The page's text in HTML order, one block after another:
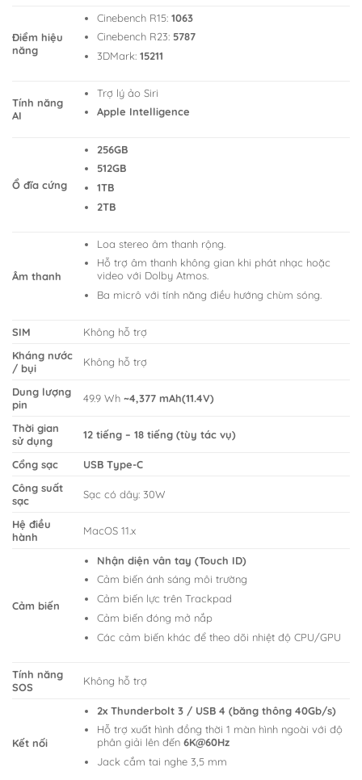
Điểm hiệu
năng
Cinebench R15:1063
Cinebench R23: 5787
3DMark:15211
Tính năng
AI
Trợ lý ảo Siri
Apple Intelligence
Ổ đĩa cứng
256GB
512GB
1TB
2TB
Âm thanh
Loa stereo âm thanh rộng.
Hỗ trợ âm thanh không gian khi phát nhạc hoặc
video với Dolby Atmos.
Ba micrô với tính năng điều hướng chùm sóng.
SIM
Không hỗ trợ
Kháng nước
/ bụi
Không hỗ trợ
Dung lượng
pin
49.9 Wh~4,377 mAh(11.4V)
Thời gian
sử dụng
12 tiếng – 18 tiếng (tùy tác vụ)
Cổng sạc
USB Type-C
Công suất
sạc
Sạc có dây: 30W
Hệ điều
hành
MacOS 11.x
Cảm biến
Nhận diện vân tay (Touch ID)
Cảm biến ánh sáng môi trường
Cảm biến lực trên Trackpad
Cảm biến đóng mở nắp
Các cảm biến khác để theo dõi nhiệt độ CPU/GPU
Tính năng
SOS
Không hỗ trợ
Kết nối
2x Thunderbolt 3 / USB 4 (băng thông 40Gb/s)
Hỗ trợ xuất hình đồng thời 1 màn hình ngoài với độ
phân giải lên đến6K@60Hz
Jack cắm tai nghe 3,5 mm